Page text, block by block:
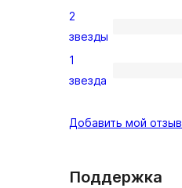
3-
звездный
0
2-
звездный
2
звезды
0
звездный
1
звезда
Добавить мой отзыв
Поддержка